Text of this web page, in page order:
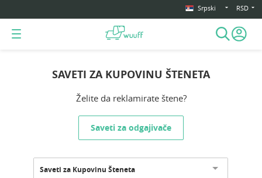
Srpski RSD
SAVETI ZA KUPOVINU ŠTENETA
Želite da reklamirate štene?
Saveti za odgajivače
Saveti za Kupovinu Šteneta